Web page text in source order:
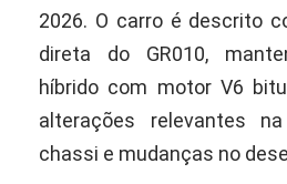
2026. O carro é descrito
direta do GR010,
híbrido com motor V6
alterações relevantes
chassi e mudanças no